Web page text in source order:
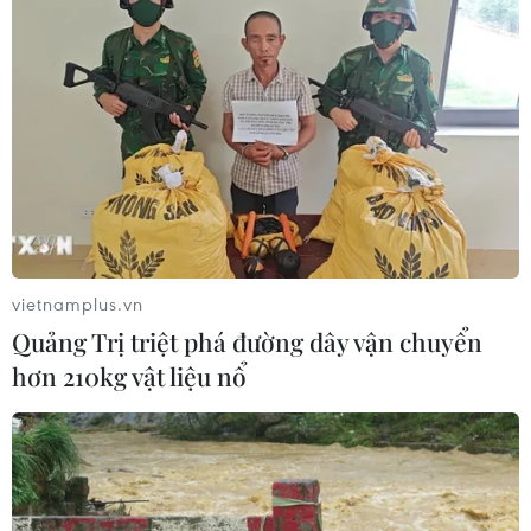
TP Hồ Chí Minh: Bắt khẩn cấp bảo
mẫu có hành vi bạo hành trẻ tại
trường mầm non
08/08/2026 01:33
Bổ sung một số chức danh có thẩm
quyền xử phạt vi phạm hành chính
từ ngày 26/9
07/08/2026 23:00
Bế mạc Hội thi lực lượng tham gia
bảo vệ an ninh, trật tự ở cơ sở giỏi
toàn quốc
07/08/2026 15:57
vietnamplus.vn
Quảng Trị triệt phá đường dây vận chuyển
hơn 210kg vật liệu nổ